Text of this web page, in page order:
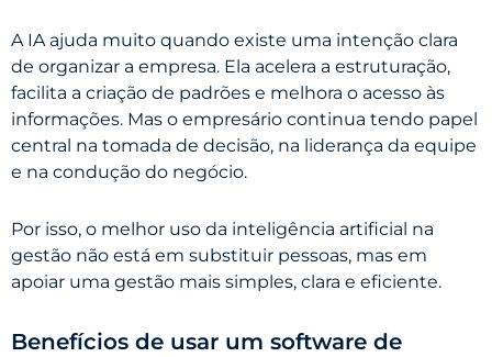
A IA ajuda muito quando existe uma intenção clara
de organizar a empresa. Ela acelera a estruturação,
facilita a criação de padrões e melhora o acesso às
informações. Mas o empresário continua tendo papel
central na tomada de decisão, na liderança da equipe
e na condução do negócio.
Por isso, o melhor uso da inteligência artificial na
gestão não está em substituir pessoas, mas em
apoiar uma gestão mais simples, clara e eficiente.
Benefícios de usar um software de